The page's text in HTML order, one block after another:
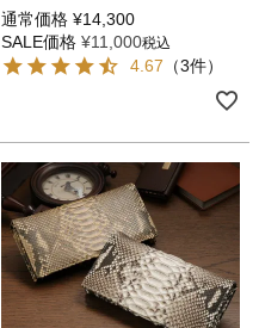
通常価格 ¥14,300
SALE価格 ¥11,000税込
4.67 （3件）